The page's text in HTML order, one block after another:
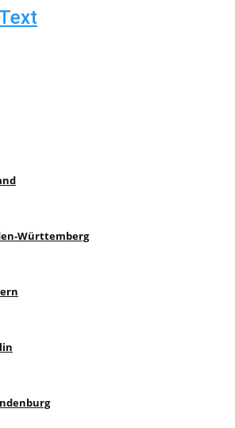
Württemberg